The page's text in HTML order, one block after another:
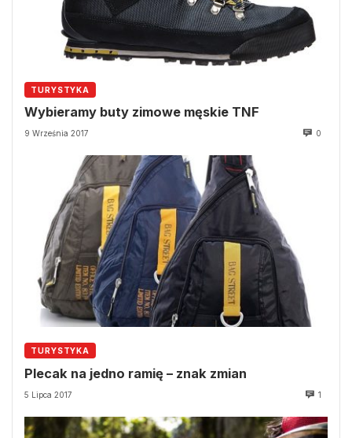
TURYSTYKA
Wybieramy buty zimowe męskie TNF
9 Września 2017 0
TURYSTYKA
Plecak na jedno ramię – znak zmian
5 Lipca 2017 1